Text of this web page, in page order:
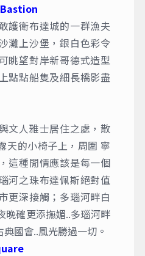
護衛布達城的一群漁夫
灘上沙堡，銀白色彩令
眺望對岸新哥德式造型
點點船隻及細長橋影盡
文人雅士居住之處，散
天的小椅子上，周圍 寧
這種閒情應該是每一個
河之珠布達佩斯絕對值
更深接觸；多瑙河畔白
確更添撫媚..多瑙河畔
國會..風光勝過一切。